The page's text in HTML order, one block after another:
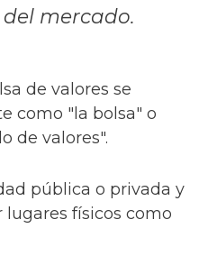
mercado.
de valores se
como "la bolsa" o
de valores".
pública o privada y
físicos como